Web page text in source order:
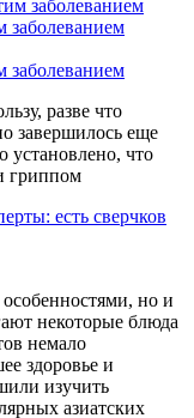
разве что
завершилось еще
установлено, что
гриппом
есть сверчков
но и
некоторые блюда
немало
здоровье и
изучить
азиатских